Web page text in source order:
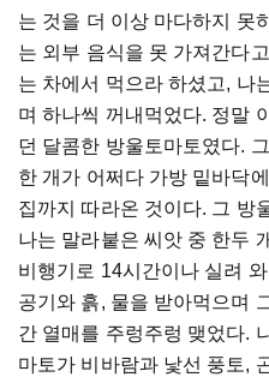
는 것을 더 이상 마다하지 못
는 외부 음식을 못 가져간다
는 차에서 먹으라 하셨고, 나
며 하나씩 꺼내먹었다. 정말
던 달콤한 방울토마토였다.
한 개가 어쩌다 가방 밑바닥
집까지 따라온 것이다. 그 방
나는 말라붙은 씨앗 중 한두
비행기로 14시간이나 실려
공기와 흙, 물을 받아먹으며
간 열매를 주렁주렁 맺었다.
마토가 비바람과 낯선 풍토,